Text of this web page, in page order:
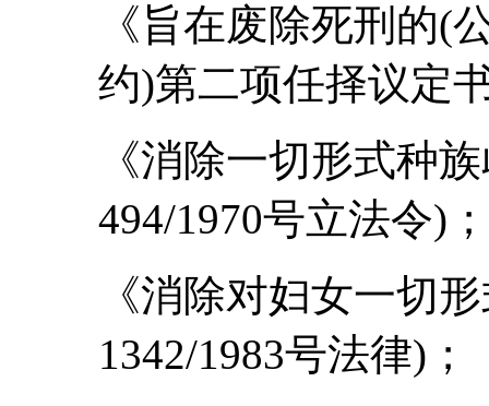
《旨在废除死刑的(
约)第二项任择议定
《消除一切形式种
494/1970号立法令)；
《消除对妇女一切
1342/1983号法律)；